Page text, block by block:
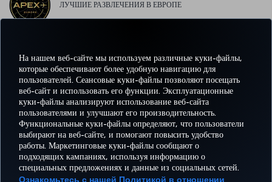
На нашем веб-сайте мы используем различные куки-файлы,
которые обеспечивают более удобную навигацию для
пользователей. Сеансовые куки-файлы позволяют посещать
веб-сайт и использовать его функции. Эксплуатационные
куки-файлы анализируют использование веб-сайта
пользователями и улучшают его производительность.
Функциональные куки-файлы определяют, что пользователи
выбирают на веб-сайте, и помогают повысить удобство
работы. Маркетинговые куки-файлы сообщают о
подходящих кампаниях, используя информацию о
специальных предложениях и данные из социальных сетей.
Ознакомьтесь с нашей Политикой в отношении
ЛУЧШИЕ РАЗВЛЕЧЕНИЯ В ЕВРОПЕ
ЛУЧШИЙ WI-FI В ЕВРОПЕ
Facebook
TwitterInstagram
YouTubeLinkedIn
TikTokБлогPinterest
БРОНИРУЙТЕ И
УПРАВЛЯЙТЕ
БРОНИРОВАНИЕМ
ВПЕЧАТЛЕНИЕ
ПРЕДЛОЖЕНИЯ
И
НАПРАВЛЕНИЯ
ПОМОЩЬ